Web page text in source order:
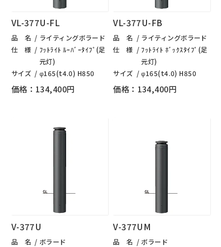
VL-377U-FL
品 名
ライティングボラード
仕 様
ﾌｯﾄﾗｲﾄ ﾙｰﾊﾞｰﾀｲﾌﾟ(足
元灯)
サイズ
φ165(t4.0) H850
価格：134,400円
VL-377U-FB
品 名
ライティングボラード
仕 様
ﾌｯﾄﾗｲﾄ ﾎﾞｯｸｽﾀｲﾌﾟ(足
元灯)
サイズ
φ165(t4.0) H850
価格：134,400円
V-377U
品 名
ボラード
V-377UM
品 名
ボラード